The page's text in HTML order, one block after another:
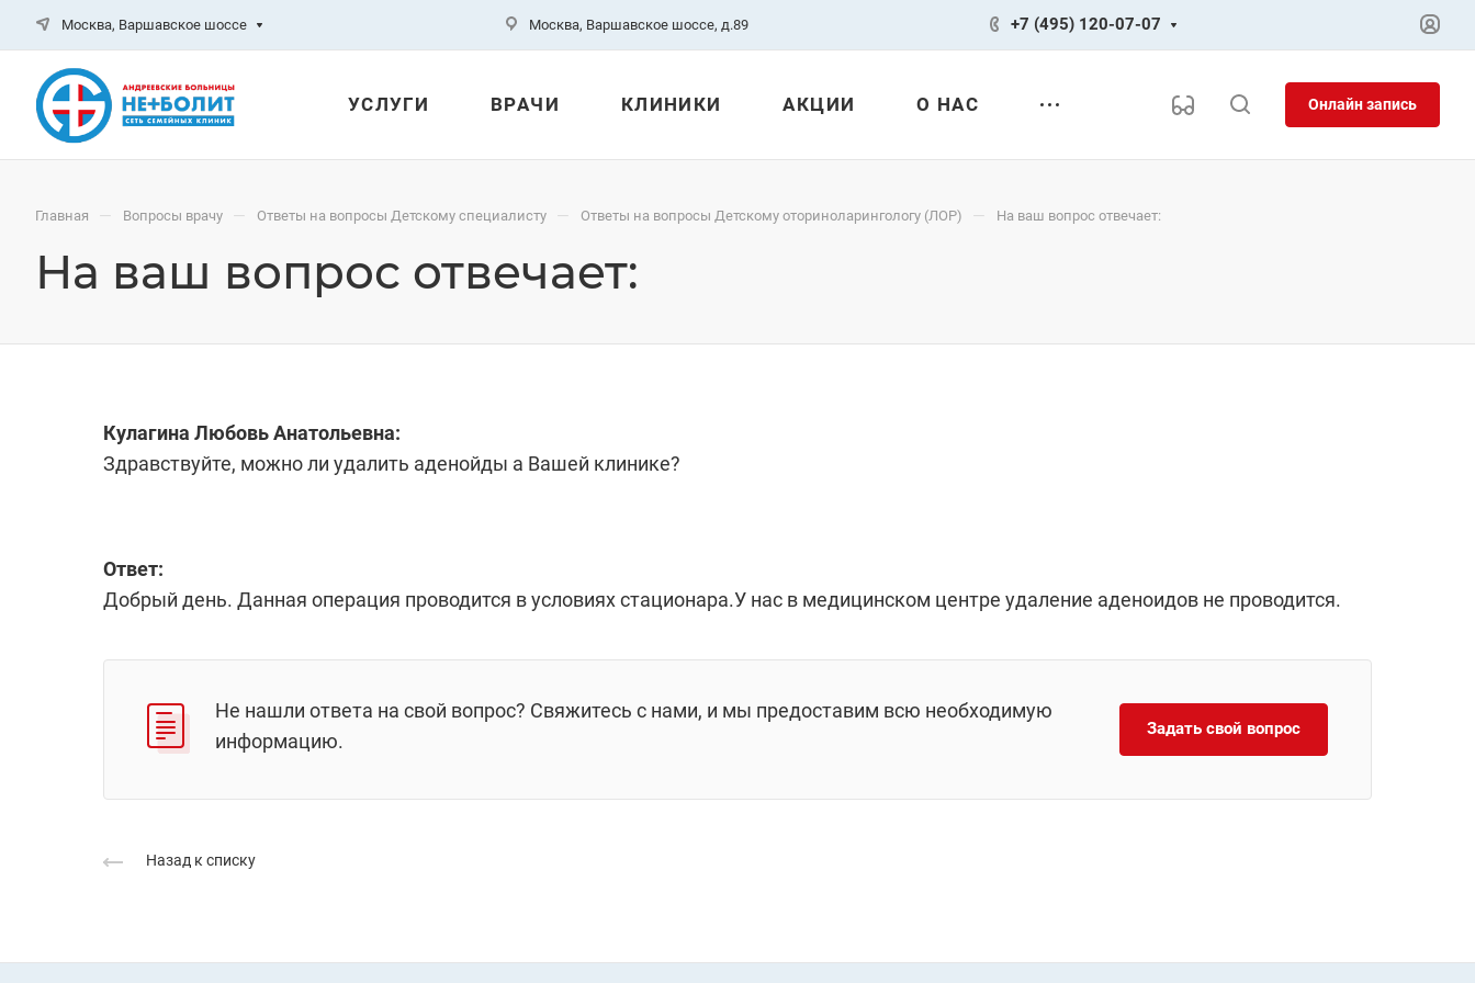
Москва, Варшавское шоссе Москва, Варшавское шоссе, д.89 +7 (495) 120-07-07
УСЛУГИ ВРАЧИ КЛИНИКИ АКЦИИ О НАС Онлайн запись
Главная — Вопросы врачу — Ответы на вопросы Детскому специалисту — Ответы на вопросы Детскому оториноларингологу (ЛОР) — На ваш вопрос отвечает:
На ваш вопрос отвечает:
Кулагина Любовь Анатольевна:
Здравствуйте, можно ли удалить аденойды а Вашей клинике?
Ответ:
Добрый день. Данная операция проводится в условиях стационара.У нас в медицинском центре удаление аденоидов не проводится.
Не нашли ответа на свой вопрос? Свяжитесь с нами, и мы предоставим всю необходимую
информацию.
Задать свой вопрос
Назад к списку